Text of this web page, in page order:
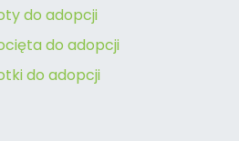
do adopcji
do adopcji
do adopcji